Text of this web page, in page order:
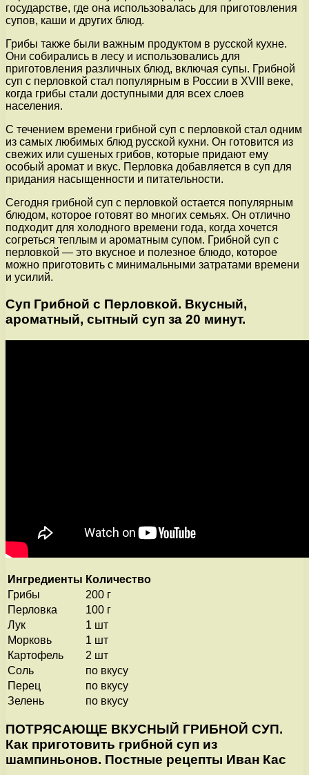
государстве, где она использовалась для приготовления
супов, каши и других блюд.
Грибы также были важным продуктом в русской кухне.
Они собирались в лесу и использовались для
приготовления различных блюд, включая супы. Грибной
суп с перловкой стал популярным в России в XVIII веке,
когда грибы стали доступными для всех слоев
населения.
С течением времени грибной суп с перловкой стал одним
из самых любимых блюд русской кухни. Он готовится из
свежих или сушеных грибов, которые придают ему
особый аромат и вкус. Перловка добавляется в суп для
придания насыщенности и питательности.
Сегодня грибной суп с перловкой остается популярным
блюдом, которое готовят во многих семьях. Он отлично
подходит для холодного времени года, когда хочется
согреться теплым и ароматным супом. Грибной суп с
перловкой — это вкусное и полезное блюдо, которое
можно приготовить с минимальными затратами времени
и усилий.
Суп Грибной с Перловкой. Вкусный,
ароматный, сытный суп за 20 минут.
Ингредиенты Количество
Грибы
200 г
Перловка
100 г
Лук
1 шт
Морковь
1 шт
Картофель
2 шт
Соль
по вкусу
Перец
по вкусу
Зелень
по вкусу
ПОТРЯСАЮЩЕ ВКУСНЫЙ ГРИБНОЙ СУП.
Как приготовить грибной суп из
шампиньонов. Постные рецепты Иван Кас